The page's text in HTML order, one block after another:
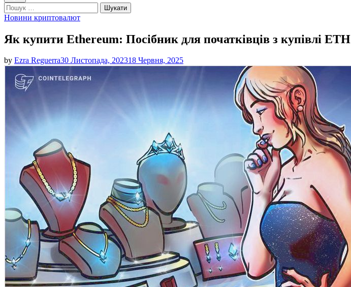
Пошук:
Posted
Новини криптовалют
Як купити Ethereum: Посібник для початківців з купівлі ETH
by Ezra Reguerra30 Листопада, 202318 Червня, 2025